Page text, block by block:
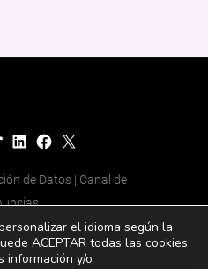
LinkedIn
Facebook
X
de Datos| Canal de
los derechosel idioma según la
ACEPTAR todas las cookies
información y/o